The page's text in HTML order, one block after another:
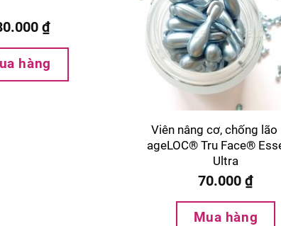
₫
hàng
Viên nâng cơ, chống lão
ageLOC® Tru Face®
Ultra
70.000 ₫
Mua hàng